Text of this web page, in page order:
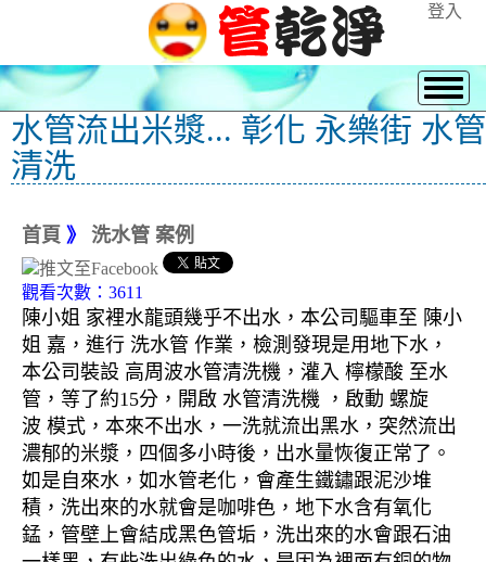
登入
水管流出米漿... 彰化 永樂街 水管
清洗
首頁 》 洗水管 案例
觀看次數：3611
陳小姐 家裡水龍頭幾乎不出水，本公司驅車至 陳小
姐 嘉，進行 洗水管 作業，檢測發現是用地下水，
本公司裝設 高周波水管清洗機，灌入 檸檬酸 至水
管，等了約15分，開啟 水管清洗機 ，啟動 螺旋
波 模式，本來不出水，一洗就流出黑水，突然流出
濃郁的米漿，四個多小時後，出水量恢復正常了。
如是自來水，如水管老化，會產生鐵鏽跟泥沙堆
積，洗出來的水就會是咖啡色，地下水含有氧化
錳，管壁上會結成黑色管垢，洗出來的水會跟石油